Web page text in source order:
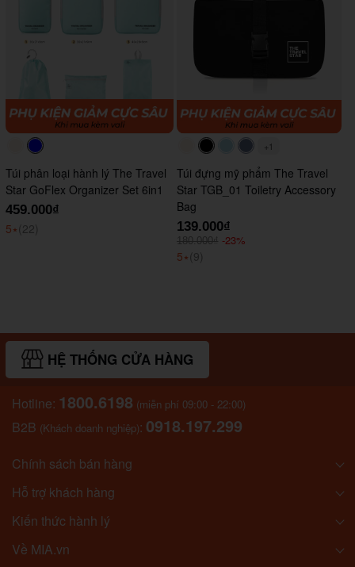
#faf0e6
Túi phân loại hành lý The Travel
Star GoFlex Organizer Set 6in1
459.000₫
5⭑ (22)
#faf0e6#000000#ADD8E6
+1
Túi đựng mỹ phẩm The Travel
Star TGB_01 Toiletry Accessory
Bag
139.000₫
180.000₫ -23%
5⭑ (9)
HỆ THỐNG CỬA HÀNG
Hotline: 1800.6198 (miễn phí 09:00 - 22:00)
B2B (Khách doanh nghiệp): 0918.197.299
Chính sách bán hàng
Hỗ trợ khách hàng
Kiến thức hành lý
Về MIA.vn